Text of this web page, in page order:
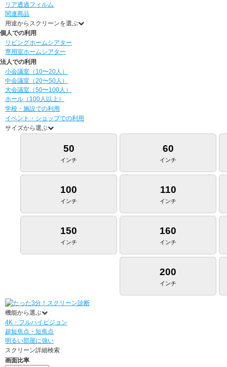
リア透過フィルム
関連商品
用途からスクリーンを選ぶ
個人での利用
リビングホームシアター
専用室ホームシアター
法人での利用
小会議室（10〜20人）
中会議室（20〜50人）
大会議室（50〜100人）
ホール（100人以上）
学校・施設での利用
イベント・ショップでの利用
サイズから選ぶ
50
インチ
60
インチ
100
インチ
110
インチ
150
インチ
160
インチ
200
インチ
機能から選ぶ
4K・フルハイビジョン
超短焦点・短焦点
明るい部屋に強い
スクリーン詳細検索
画面比率